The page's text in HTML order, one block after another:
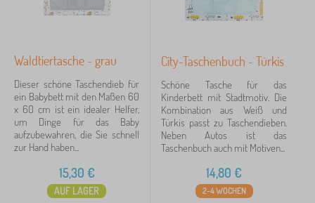
Suche innerhalb des filters
Verfügbarkeit
Angebotsart
Löschen FILTERN
Waldtiertasche - grau
Dieser schöne Taschendieb für
ein Babybett mit den Maßen 60
x 60 cm ist ein idealer Helfer,
um Dinge für das Baby
aufzubewahren, die Sie schnell
zur Hand haben...
15,30 €
AUF LAGER
City-Taschenbuch - Türkis
Schöne Tasche für das
Kinderbett mit Stadtmotiv. Die
Kombination aus Weiß und
Türkis passt zu Taschendieben.
Neben Autos ist das
Taschenbuch auch mit Motiven...
14,80 €
2-4 WOCHEN